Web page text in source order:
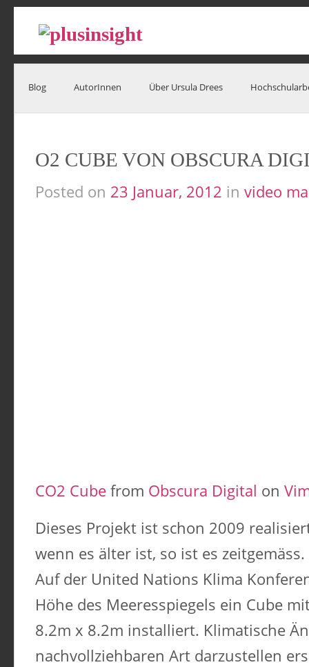
Blog AutorInnen Über Ursula Drees
O2 CUBE VON OBSCURA
Posted on 23 Januar, 2012 in video
CO2 Cubefrom Obscura Digital on
Dieses Projekt ist schon 2009
wenn es älter ist, so ist es zeitgemäss.
Auf der United Nations Klima
Höhe des Meeresspiegels ein Cube
8.2m x 8.2m installiert. Klimatische
nachvollziehbaren Art darzustellen